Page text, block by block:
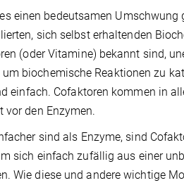
einen bedeutsamen Umschwung
sich selbst erhaltenden
(oder Vitamine) bekannt sind,
biochemische Reaktionen zu
einfach. Cofaktoren kommen in
den Enzymen.
sind als Enzyme, sind
sich einfach zufällig aus einer
Wie diese und andere wichtige